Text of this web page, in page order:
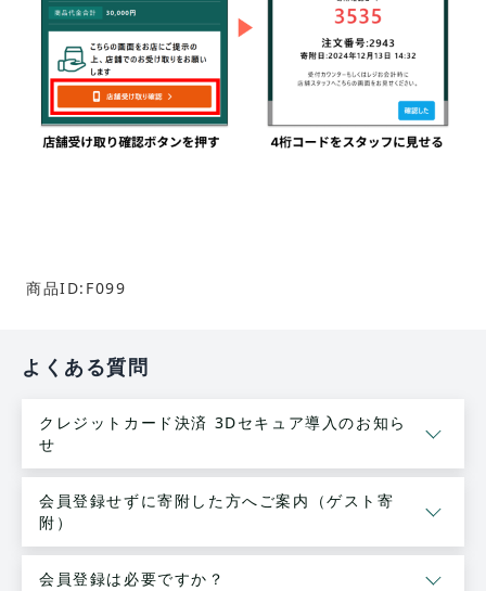
商品ID:F099
よくある質問
クレジットカード決済 3Dセキュア導入のお知ら
せ
会員登録せずに寄附した方へご案内（ゲスト寄
附）
会員登録は必要ですか？